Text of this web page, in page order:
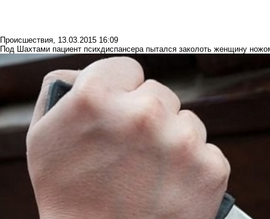
Происшествия, 13.03.2015 16:09
Под Шахтами пациент психдиспансера пытался заколоть женщину